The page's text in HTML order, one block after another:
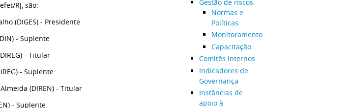
RJ, são:
(DIGES) - Presidente
- Suplente
- Titular
- Suplente
(DIREN) - Titular
- Suplente
Gestão de riscos
Normas e
Políticas
Monitoramento
Capacitação
Comitês internos
Indicadores de
Governança
Instâncias de
apoio à